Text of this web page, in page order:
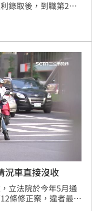
錄取後，到職第2
時間短暫，沒因無法
，要提供40小時義務
、學位證明，可上
車直接沒收
立法院於今年5月通
條修正案，違者最高